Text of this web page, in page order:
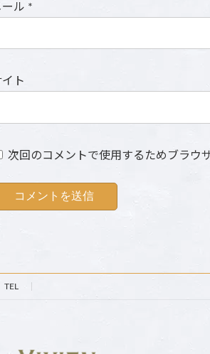
ール *
イト
次回のコメントで使用するためブラウ
TEL